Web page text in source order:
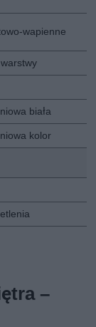
wapienne
biała
kolor
–